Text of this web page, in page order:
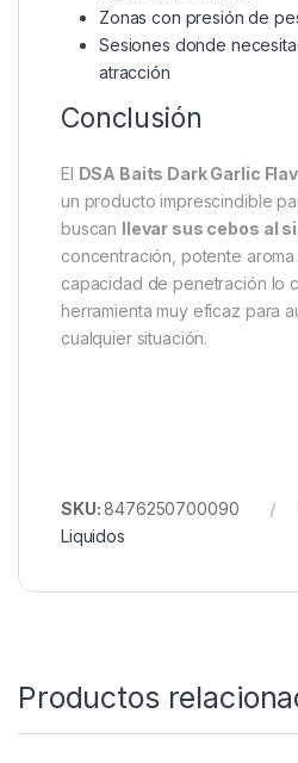
Zonas con presión de
Sesiones donde
atracción
Conclusión
El DSA Baits Dark Garlic
un producto imprescindible
buscan llevar sus cebos al
concentración, potente aroma
capacidad de penetración lo
herramienta muy eficaz para
cualquier situación.
SKU:8476250700090
Liquidos
Productos